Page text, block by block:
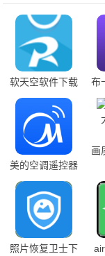
软天空软件下载
安装免费版
布
美的空调遥控器
下载 万能遥控
器
画
照片恢复卫士下